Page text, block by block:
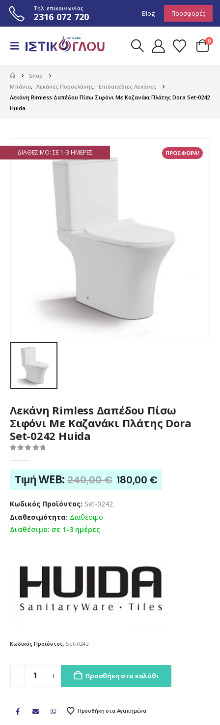
Τηλ. επικοινωνίας
2316 072 720 Blog Προσφορές
0
Shop
Μπάνιο, Λεκάνες Πορσελάνης, Επιδαπέδιες Λεκάνες
Λεκάνη Rimless Δαπέδου Πίσω Σιφόνι Με Καζανάκι Πλάτης Dora Set-0242
Huida
ΠΡΟΣΦΟΡΑ!
ΔΙΑΘΈΣΙΜΟ: ΣΕ 1-3 ΗΜΈΡΕΣ
Λεκάνη Rimless Δαπέδου Πίσω
Σιφόνι Με Καζανάκι Πλάτης Dora
Set-0242 Huida
Τιμή WEB:240,00€ Original
price
180,00 €Η
τρέχουσα
Κωδικός Προϊόντος: Set-0242
Διαθεσιμότητα: Διαθέσιμο
Διαθέσιμο: σε 1-3 ημέρες
Κωδικός Προϊόντος: Set-0242
Προσθήκη στο καλάθι
Προσθήκη στα Αγαπημένα